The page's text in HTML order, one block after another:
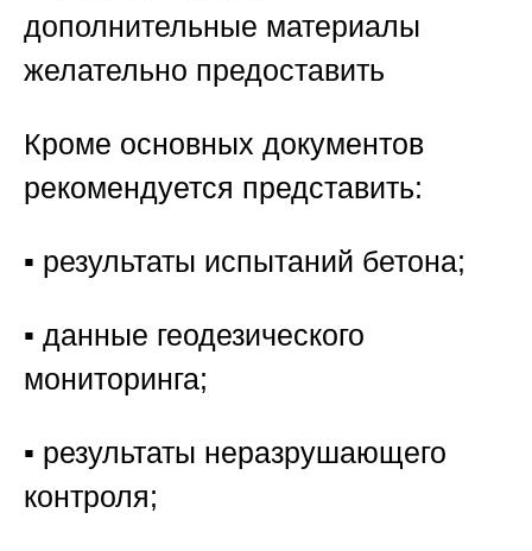
дополнительные материалы
желательно предоставить
Кроме основных документов
рекомендуется представить:
▪️ результаты испытаний бетона;
▪️ данные геодезического
мониторинга;
▪️ результаты неразрушающего
контроля;